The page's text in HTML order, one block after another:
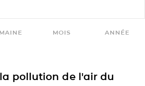
MOIS ANNÉE
pollution de l'air du